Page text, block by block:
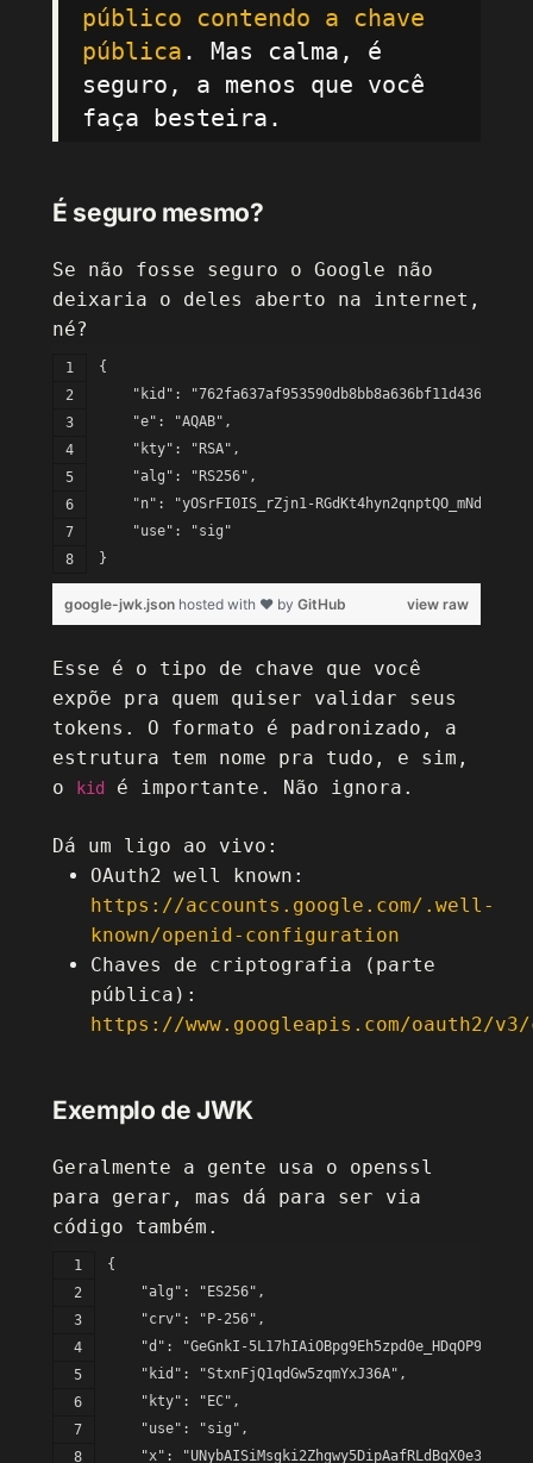
público contendo a chave
pública . Mas calma, é
seguro, a menos que você
faça besteira.
É seguro mesmo?
Se não fosse seguro o Google não
deixaria o deles aberto na internet,
né?
{
"kid":
    "e": "AQAB",
    "kty": "RSA",
    "alg": "RS256",
"n": "yOSrFI0IS_rZjn1-
    "use": "sig"
}
view raw
google-jwk.json hosted with ❤ by GitHub
Esse é o tipo de chave que você
expõe pra quem quiser validar seus
tokens. O formato é padronizado, a
estrutura tem nome pra tudo, e sim,
o
kid é importante. Não ignora.
Dá um ligo ao vivo:
OAuth2 well known:
https://accounts.google.com/.well-
known/openid-configuration
Chaves de criptografia (parte
pública):
https://www.googleapis.com/oauth2/
Exemplo de JWK
Geralmente a gente usa o openssl
para gerar, mas dá para ser via
código também.
{
    "alg": "ES256",
    "crv": "P-256",
"d": "GeGnkI-
    "kid": "StxnFjQ1qdGw5zqmYxJ36A",
    "kty": "EC",
    "use": "sig",
"x":